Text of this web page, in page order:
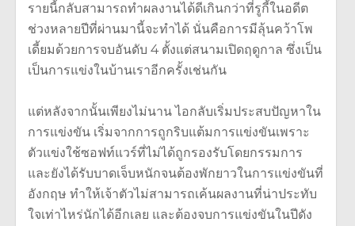
รายนี้กลับสามารถทำผลงานได้ดีเกินกว่าที่รูกี้ในอดีต
ช่วงหลายปีที่ผ่านมานี้จะทำได้ นั่นคือการมีลุ้นคว้าโพ
เดี้ยมด้วยการจบอันดับ 4 ตั้งแต่สนามเปิดฤดูกาล ซึ่งเป็น
เป็นการแข่งในบ้านเราอีกครั้งเช่นกัน
แต่หลังจากนั้นเพียงไม่นาน ไอกลับเริ่มประสบปัญหาใน
การแข่งขัน เริ่มจากการถูกริบแต้มการแข่งขันเพราะ
ตัวแข่งใช้ซอฟท์แวร์ที่ไม่ได้ถูกรองรับโดยกรรมการ
และยังได้รับบาดเจ็บหนักจนต้องพักยาวในการแข่งขันที่
อังกฤษ ทำให้เจ้าตัวไม่สามารถเค้นผลงานที่น่าประทับ
ใจเท่าไหร่นักได้อีกเลย และต้องจบการแข่งขันในปีดัง